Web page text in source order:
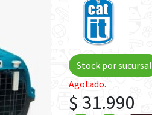
Stock por sucursal
Agotado.
$ 31.990